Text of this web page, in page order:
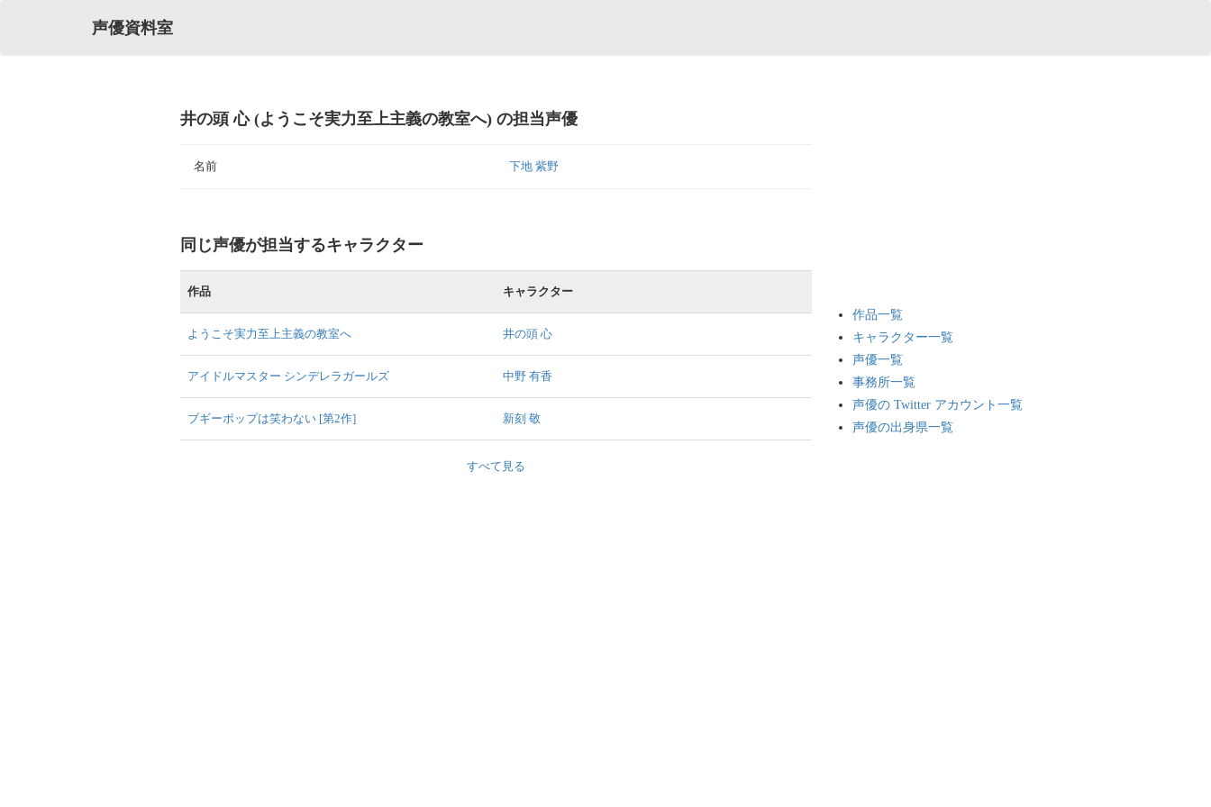
声優資料室
井の頭 心 (ようこそ実力至上主義の教室へ) の担当声優
名前 下地 紫野
同じ声優が担当するキャラクター
作品 キャラクター
ようこそ実力至上主義の教室へ 井の頭 心
アイドルマスター シンデレラガールズ 中野 有香
ブギーポップは笑わない [第2作] 新刻 敬
すべて見る
作品一覧
キャラクター一覧
声優一覧
事務所一覧
声優の Twitter アカウント一覧
声優の出身県一覧